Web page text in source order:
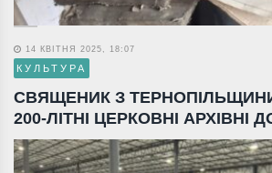
14 КВІТНЯ 2025, 18:07
КУЛЬТУРА
СВЯЩЕНИК З
200-ЛІТНІ ЦЕРКОВНІ АРХІВНІ